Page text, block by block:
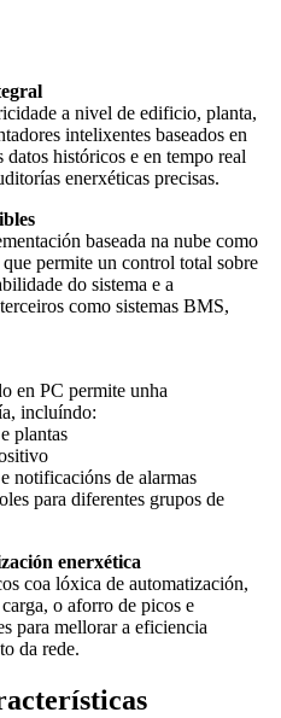
a nivel de edificio, planta,
intelixentes baseados en
históricos e en tempo real
enerxéticas precisas.
baseada na nube como
permite un control total sobre
do sistema e a
como sistemas BMS,
en PC permite unha
incluíndo:
plantas
notificacións de alarmas
para diferentes grupos de
enerxética
coa lóxica de automatización,
o aforro de picos e
para mellorar a eficiencia
da rede.